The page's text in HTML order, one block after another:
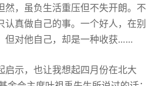
然，虽负生活重压但不失开朗。不
认真做自己的事。一个好人，在别
但对他自己，却是一种收获……
启示，也让我想起四月份在北大